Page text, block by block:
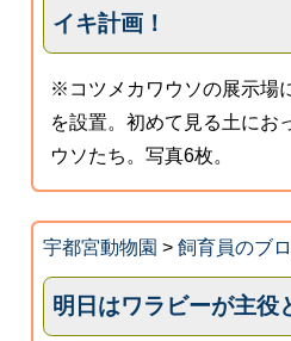
イキ計画！
※コツメカワウソの展示場
を設置。初めて見る土にお
ウソたち。写真6枚。
宇都宮動物園 > 飼育員のブ
明日はワラビーが主役